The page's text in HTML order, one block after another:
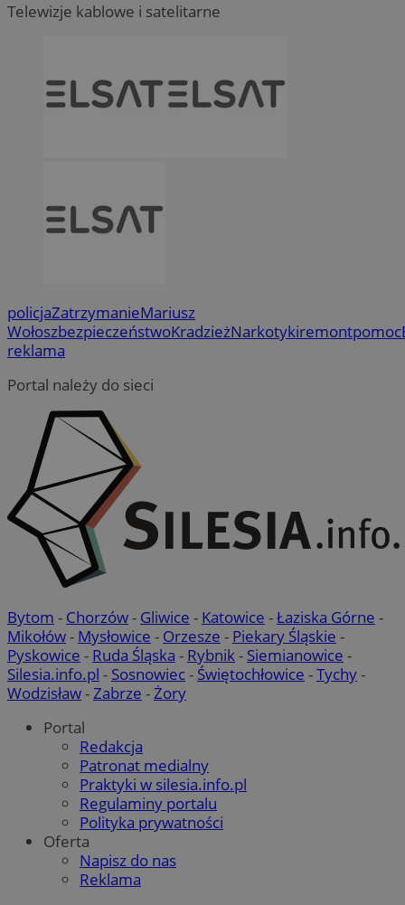
Telewizje kablowe i satelitarne
policjaZatrzymanieMariusz
WołoszbezpieczeństwoKradzieżNarkotykiremontpomoc
reklama
Portal należy do sieci
Bytom - Chorzów- Gliwice - Katowice -Łaziska Górne -
Mikołów- Mysłowice - Orzesze - Piekary Śląskie -
Pyskowice - Ruda Śląska - Rybnik - Siemianowice -
Silesia.info.pl - Sosnowiec- Świętochłowice -Tychy-
Wodzisław- Zabrze - Żory
Portal
Redakcja
Patronat medialny
Praktyki w silesia.info.pl
Regulaminy portalu
Polityka prywatności
Oferta
Napisz do nas
Reklama